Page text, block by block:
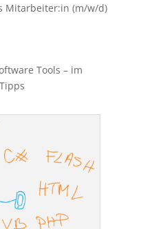
Mitarbeiter:in (m/w/d)
Tools – im